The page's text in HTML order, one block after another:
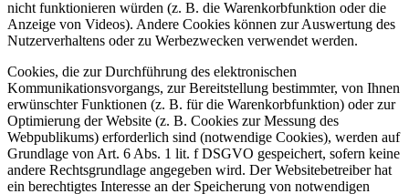
nicht funktionieren würden (z. B. die Warenkorbfunktion oder die
Anzeige von Videos). Andere Cookies können zur Auswertung des
Nutzerverhaltens oder zu Werbezwecken verwendet werden.
Cookies, die zur Durchführung des elektronischen
Kommunikationsvorgangs, zur Bereitstellung bestimmter, von Ihnen
erwünschter Funktionen (z. B. für die Warenkorbfunktion) oder zur
Optimierung der Website (z. B. Cookies zur Messung des
Webpublikums) erforderlich sind (notwendige Cookies), werden auf
Grundlage von Art. 6 Abs. 1 lit. f DSGVO gespeichert, sofern keine
andere Rechtsgrundlage angegeben wird. Der Websitebetreiber hat
ein berechtigtes Interesse an der Speicherung von notwendigen